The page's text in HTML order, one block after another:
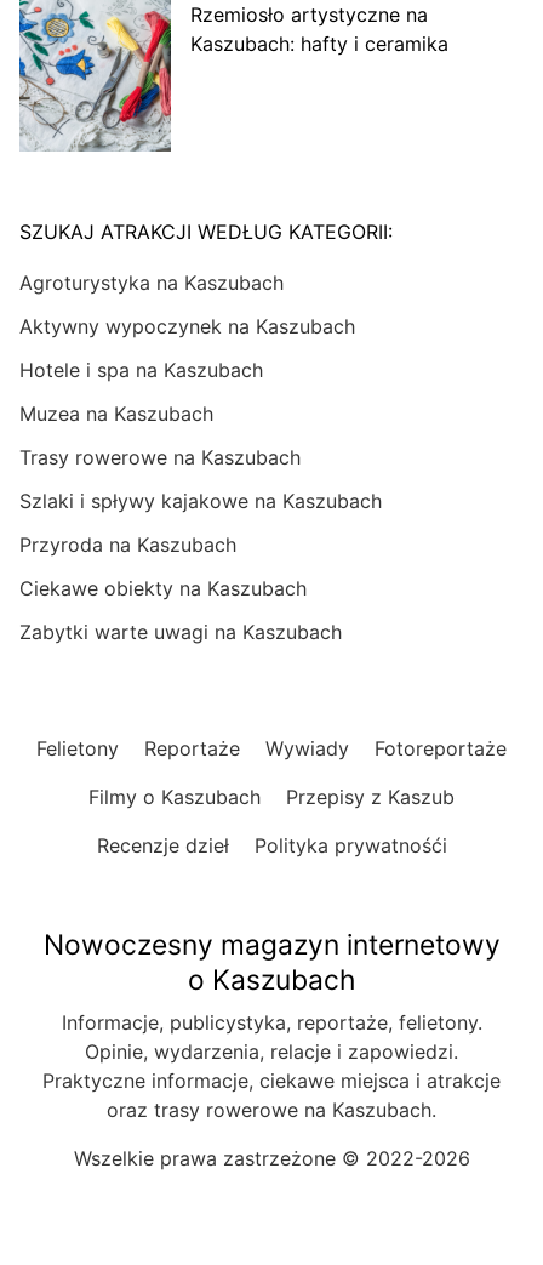
Rzemiosło artystyczne na
Kaszubach: hafty i ceramika
SZUKAJ ATRAKCJI WEDŁUG KATEGORII:
Agroturystyka na Kaszubach
Aktywny wypoczynek na Kaszubach
Hotele i spa na Kaszubach
Muzea na Kaszubach
Trasy rowerowe na Kaszubach
Szlaki i spływy kajakowe na Kaszubach
Przyroda na Kaszubach
Ciekawe obiekty na Kaszubach
Zabytki warte uwagi na Kaszubach
Felietony Reportaże Wywiady
Fotoreportaże
Filmy o Kaszubach
Przepisy z Kaszub
Recenzje dzieł
Polityka prywatnośći
Nowoczesny magazyn internetowy
o Kaszubach
Informacje, publicystyka, reportaże, felietony.
Opinie, wydarzenia, relacje i zapowiedzi.
Praktyczne informacje, ciekawe miejsca i atrakcje
oraz trasy rowerowe na Kaszubach.
Wszelkie prawa zastrzeżone © 2022-2026